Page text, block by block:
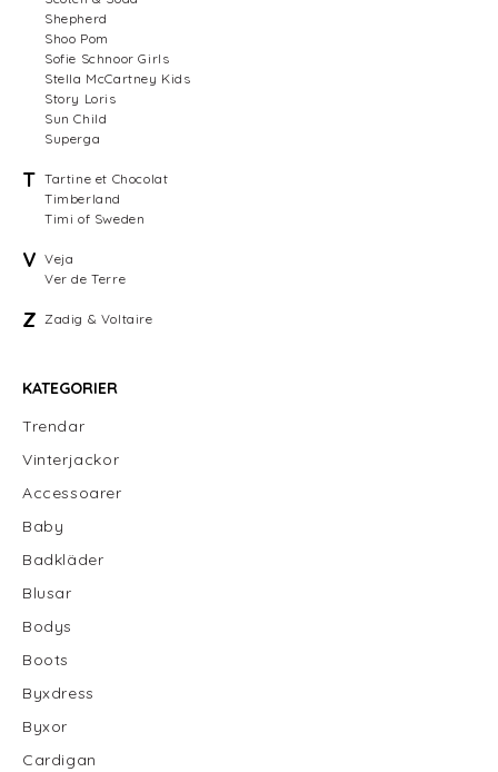
Shepherd
Shoo Pom
Sofie Schnoor Girls
Stella McCartney Kids
Story Loris
Sun Child
Superga
T Tartine et Chocolat
Timberland
Timi of Sweden
V Veja
Ver de Terre
Z Zadig & Voltaire
KATEGORIER
Trendar
Vinterjackor
Accessoarer
Baby
Badkläder
Blusar
Bodys
Boots
Byxdress
Byxor
Cardigan